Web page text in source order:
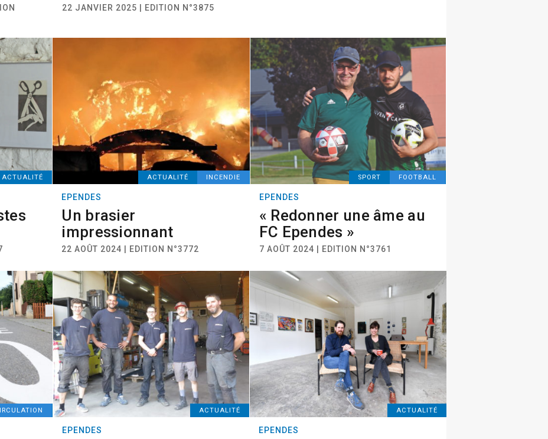
22 JANVIER 2025 | EDITION N°3875
ACTUALITÉ ACTUALITÉ INCENDIE
EPENDES
Un brasier
impressionnant
22 AOÛT 2024 | EDITION N°3772
SPORT FOOTBALL
EPENDES
« Redonner une âme au
FC Ependes »
7 AOÛT 2024 | EDITION N°3761
ACTUALITÉ
EPENDES
ACTUALITÉ
EPENDES